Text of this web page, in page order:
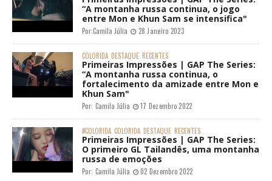
“A montanha russa continua, o jogo
entre Mon e Khun Sam se intensifica"
Por:Camila Júlia 28 Janeiro 2023
COLORIDA DESTAQUE RECENTES
Primeiras Impressões | GAP The Series:
“A montanha russa continua, o
fortalecimento da amizade entre Mon e
Khun Sam"
Por: Camila Júlia 17 Dezembro 2022
#COLORIDA COLORIDA DESTAQUE RECENTES
Primeiras Impressões | GAP The Series:
O primeiro GL Tailandês, uma montanha
russa de emoções
Por: Camila Júlia 02 Dezembro 2022